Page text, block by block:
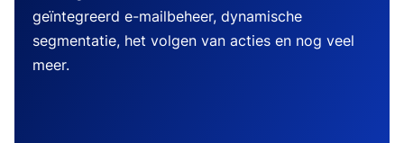
geïntegreerd e-mailbeheer, dynamische
segmentatie, het volgen van acties en nog veel
meer.